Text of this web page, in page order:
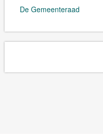
De Gemeenteraad